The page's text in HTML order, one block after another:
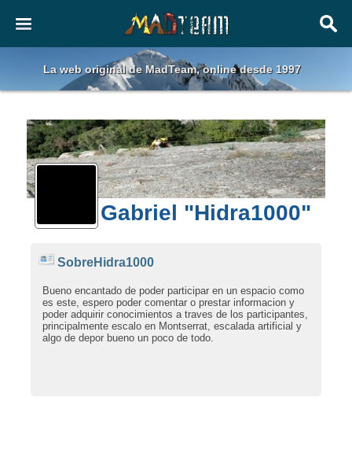
La web original de MadTeam, online desde 1997
Gabriel "Hidra1000"
SobreHidra1000
Bueno encantado de poder participar en un espacio como
es este, espero poder comentar o prestar informacion y
poder adquirir conocimientos a traves de los participantes,
principalmente escalo en Montserrat, escalada artificial y
algo de depor bueno un poco de todo.